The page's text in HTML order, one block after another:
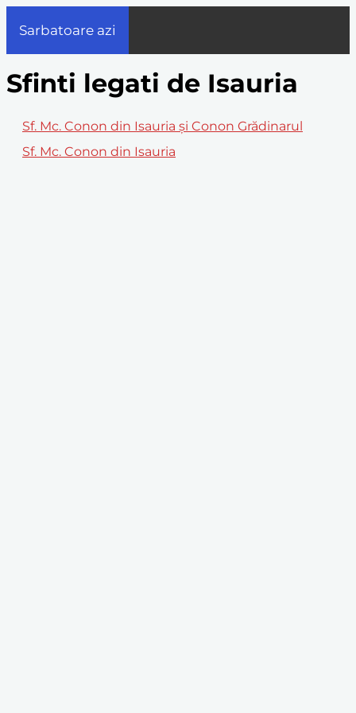
Sarbatoare azi
Sfinti legati de Isauria
Sf. Mc. Conon din Isauria și Conon Grădinarul
Sf. Mc. Conon din Isauria